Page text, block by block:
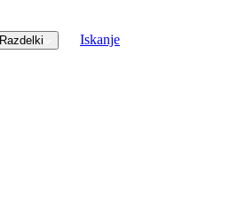
Razdelki Iskanje